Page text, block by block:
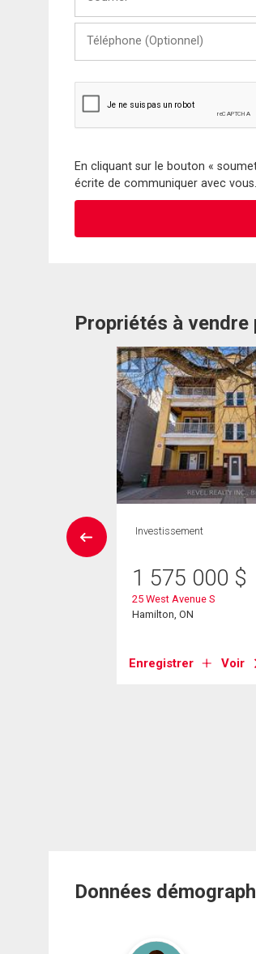
(Optionnel)
En cliquant sur le bouton «
écrite de communiquer avec vous.
Propriétés à vendre
Investissement
1 575 000 $
25 West Avenue S
Hamilton, ON
Enregistrer Voir
Données